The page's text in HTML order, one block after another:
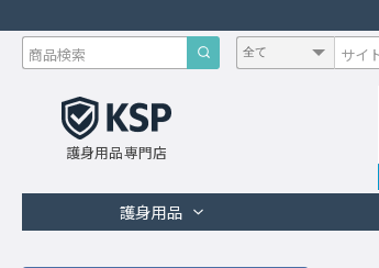
護身用品専門店
護身用品